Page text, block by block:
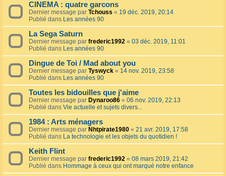
CINEMA : quatre garcons
Dernier message par Tchouss « 19 déc. 2019, 20:14
Publié dans Les années 90
La Sega Saturn
Dernier message par frederic1992 « 03 déc. 2019, 11:01
Publié dans Les années 90
Dingue de Toi / Mad about you
Dernier message par Tyswyck « 14 nov. 2019, 23:58
Publié dans Les années 90
Toutes les bidouilles que j'aime
Dernier message par Dynaroo86 « 06 nov. 2019, 22:13
Publié dans Vie actuelle et sujets divers...
1984 : Arts ménagers
Dernier message par Nhtpirate1980 « 21 avr. 2019, 17:58
Publié dans La technologie et les objets du quotidien !
Keith Flint
Dernier message par frederic1992 « 08 mars 2019, 21:42
Publié dans Hommage à ceux qui ont marqué notre enfance